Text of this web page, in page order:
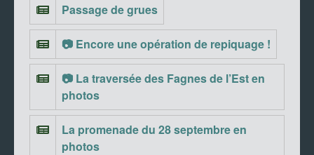
Passage de grues
📷 Encore une opération de repiquage !
📷 La traversée des Fagnes de l’Est en
photos
La promenade du 28 septembre en
photos